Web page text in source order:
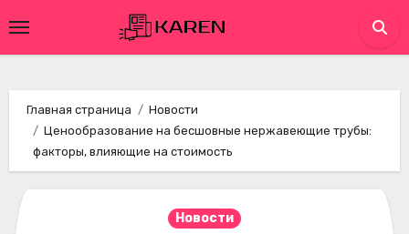
Главная страница
Новости
Ценообразование на бесшовные нержавеющие трубы:
факторы, влияющие на стоимость
Новости